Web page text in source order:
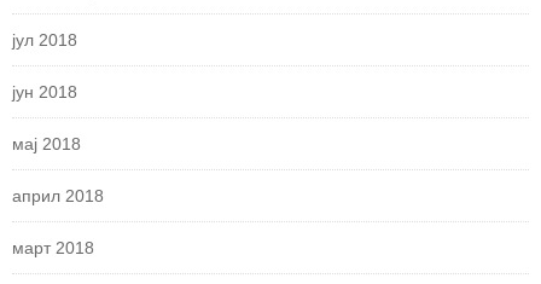
јул 2018
јун 2018
мај 2018
април 2018
март 2018